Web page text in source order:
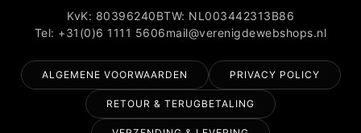
KvK: 80396240BTW: NL003442313B86
Tel: +31(0)6 1111 5606mail@verenigdewebshops.nl
ALGEMENE VOORWAARDEN PRIVACY POLICY
RETOUR & TERUGBETALING